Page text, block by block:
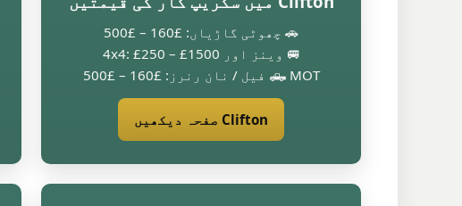
🚗 چھوٹی گاڑیاں: £160 – £500
🚐 وینز اور 4x4: £250 – £1500
🛻 MOT فیل / نان رنرز: £160 – £500
Clifton صفحہ دیکھیں